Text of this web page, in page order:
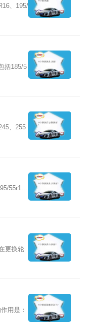
、195/
括185/5
、255
55r1...
更换轮
用是：